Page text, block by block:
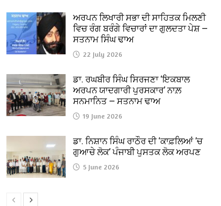
ਅਰਪਨ ਲਿਖਾਰੀ ਸਭਾ ਦੀ ਸਾਹਿਤਕ ਮਿਲਣੀ
ਵਿਚ ਰੰਗ ਬਰੰਗੇ ਵਿਚਾਰਾਂ ਦਾ ਗੁਲਦਤਾ ਪੇਸ਼ —
ਸਤਨਾਮ ਸਿੰਘ ਢਾਅ
22 July 2026
ਡਾ. ਰਘਬੀਰ ਸਿੰਘ ਸਿਰਜਣਾ ‘ਇਕਬਾਲ
ਅਰਪਨ ਯਾਦਗਾਰੀ ਪੁਰਸਕਾਰ’ ਨਾਲ਼
ਸਨਮਾਨਿਤ — ਸਤਨਾਮ ਢਾਅ
19 June 2026
ਡਾ. ਨਿਸ਼ਾਨ ਸਿੰਘ ਰਾਠੌਰ ਦੀ ‘ਕਾਫ਼ਲਿਆਂ ’ਚ
ਗੁਆਚੇ ਲੋਕ’ ਪੰਜਾਬੀ ਪੁਸਤਕ ਲੋਕ ਅਰਪਣ
5 June 2026